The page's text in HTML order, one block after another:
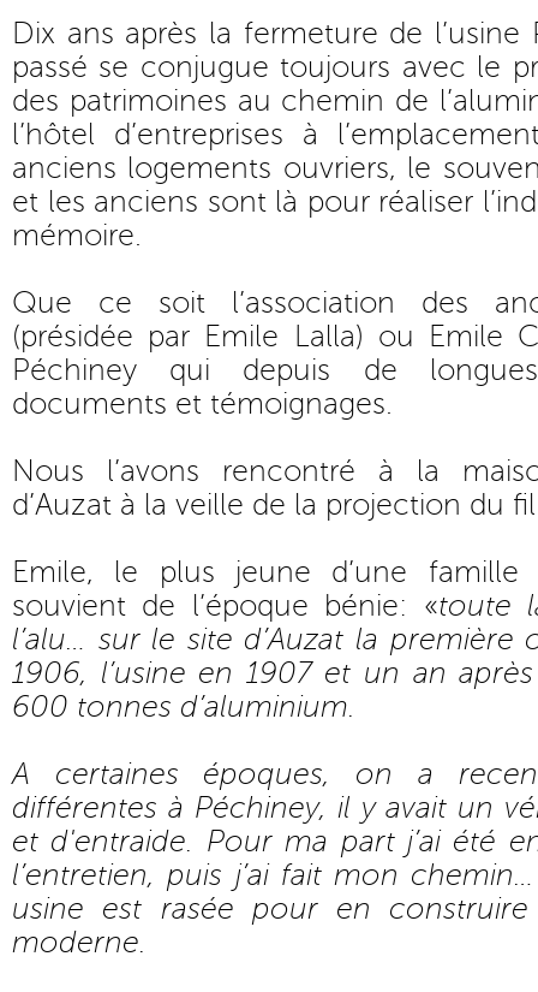
Dix ans après la fermeture de l’usine
passé se conjugue toujours avec le
des patrimoines au chemin de
l’hôtel d’entreprises à
anciens logements ouvriers, le
et les anciens sont là pour réaliser
mémoire.
Que ce soit l’association des
(présidée par Emile Lalla) ou Emile
Péchiney qui depuis de
documents et témoignages.
Nous l’avons rencontré à la
d’Auzat à la veille de la projection du
Emile, le plus jeune d’une
souvient de l’époque bénie: «toute
l’alu… sur le site d’Auzat la
1906, l’usine en 1907 et un an
600 tonnes d’aluminium.
A certaines époques, on a
différentes à Péchiney, il y avait un
et d'entraide. Pour ma part j’ai été
l’entretien, puis j’ai fait mon
usine est rasée pour en
moderne.